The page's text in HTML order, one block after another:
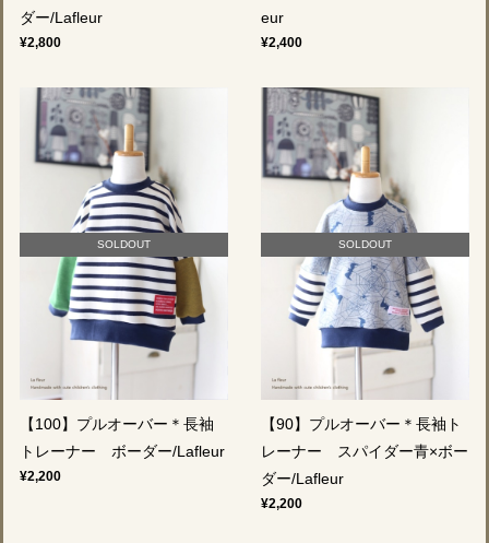
ダー/Lafleur
¥2,800
eur
¥2,400
SOLDOUT
【100】プルオーバー＊長袖
トレーナー ボーダー/Lafleur
¥2,200
SOLDOUT
【90】プルオーバー＊長袖ト
レーナー スパイダー青×ボー
ダー/Lafleur
¥2,200